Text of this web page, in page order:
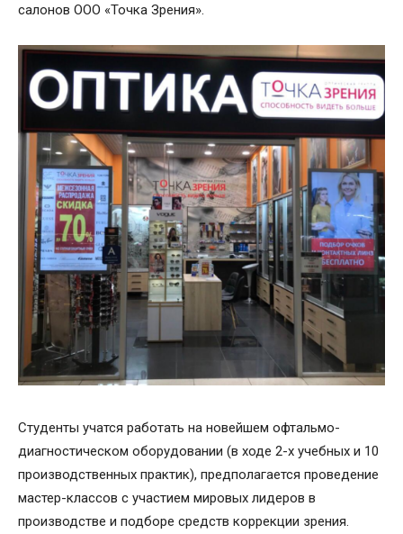
салонов ООО «Точка Зрения».
Студенты учатся работать на новейшем офтальмо-
диагностическом оборудовании (в ходе 2-х учебных и 10
производственных практик), предполагается проведение
мастер-классов с участием мировых лидеров в
производстве и подборе средств коррекции зрения.